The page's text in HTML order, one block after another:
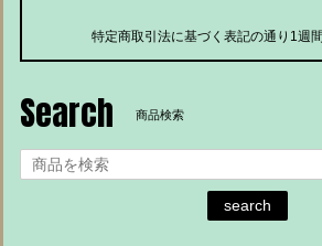
特定商取引法に基づく表記の通り1週間
Search 商品検索
search